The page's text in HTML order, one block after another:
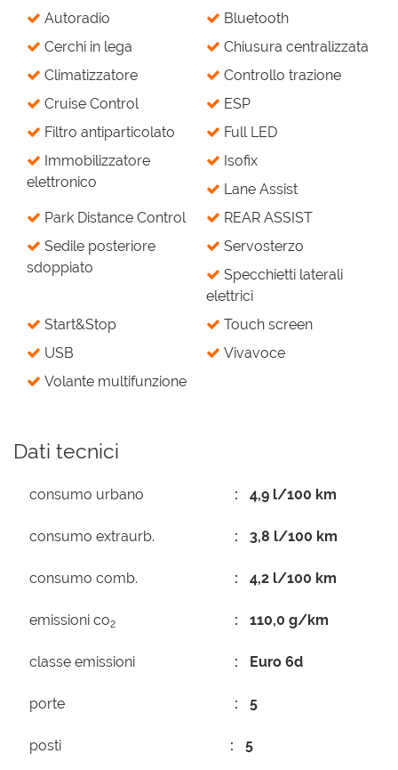
Autoradio
Bluetooth
Cerchi in lega
Chiusura centralizzata
Climatizzatore
Controllo trazione
Cruise Control
ESP
Filtro antiparticolato
Full LED
Immobilizzatore
elettronico
Isofix
Lane Assist
Park Distance Control
REAR ASSIST
Sedile posteriore
sdoppiato
Servosterzo
Specchietti laterali
elettrici
Start&Stop
Touch screen
USB
Vivavoce
Volante multifunzione
Dati tecnici
consumo urbano 4,9 l/100 km
consumo extraurb. 3,8 l/100 km
consumo comb. 4,2 l/100 km
emissioni co2 110,0 g/km
classe emissioni Euro 6d
porte 5
posti 5